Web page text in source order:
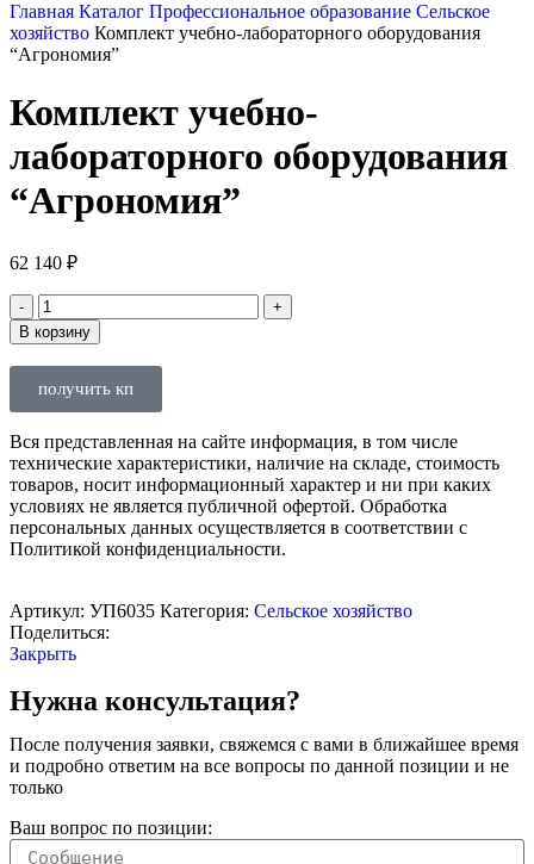
Главная Каталог Профессиональное образование Сельское
хозяйство Комплект учебно-лабораторного оборудования
“Агрономия”
Комплект учебно-
лабораторного оборудования
“Агрономия”
62 140 ₽
В корзину
получить кп
Вся представленная на сайте информация, в том числе
технические характеристики, наличие на складе, стоимость
товаров, носит информационный характер и ни при каких
условиях не является публичной офертой. Обработка
персональных данных осуществляется в соответствии с
Политикой конфиденциальности.
Артикул: УП6035 Категория: Сельское хозяйство
Поделиться:
Закрыть
Нужна консультация?
После получения заявки, свяжемся с вами в ближайшее время
и подробно ответим на все вопросы по данной позиции и не
только
Ваш вопрос по позиции: